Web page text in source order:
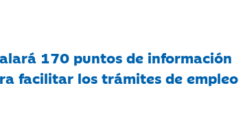
170 puntos de información
facilitar los trámites de empleo